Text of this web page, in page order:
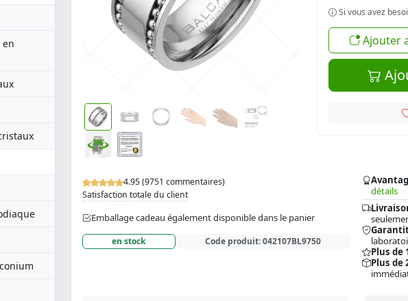
en
4.95 (9751 commentaires)
Satisfaction totale du client
Emballage cadeau également disponible dans le panier
en stock Code produit:042107BL9750
détails
Plus de
Plus de
Si vous avez
Ajouter